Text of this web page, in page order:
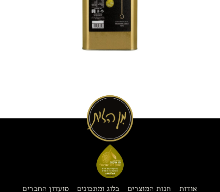
אודות חנות המוצרים בלוג ומתכונים מועדון החברים